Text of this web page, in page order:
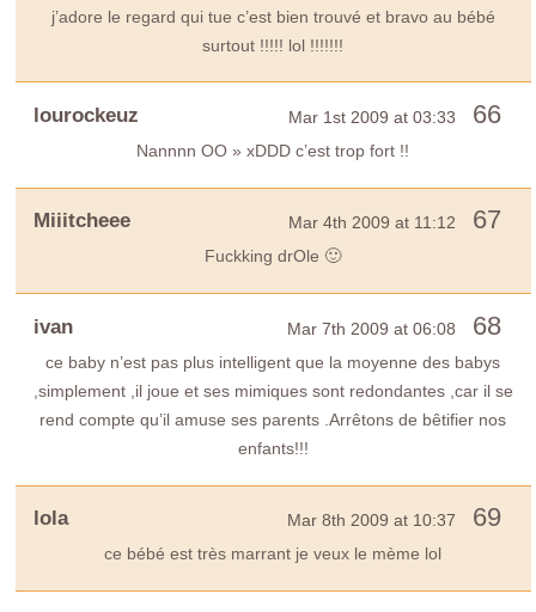
j’adore le regard qui tue c’est bien trouvé et bravo au bébé
surtout !!!!! lol !!!!!!!
lourockeuz Mar 1st 2009 at 03:33 66
Nannnn OO » xDDD c’est trop fort !!
Miiitcheee Mar 4th 2009 at 11:12 67
Fuckking drOle 🙂
ivan Mar 7th 2009 at 06:08 68
ce baby n’est pas plus intelligent que la moyenne des babys
,simplement ,il joue et ses mimiques sont redondantes ,car il se
rend compte qu’il amuse ses parents .Arrêtons de bêtifier nos
enfants!!!
lola Mar 8th 2009 at 10:37 69
ce bébé est très marrant je veux le mème lol